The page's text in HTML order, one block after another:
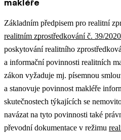
Základním předpisem pro realitní
realitním zprostředkování č. 39/
poskytování realitního
a informační povinnosti realitních
zákon vyžaduje mj. písemnou
a stanovuje povinnost makléře
skutečnostech týkajících se
navázat na tyto povinnosti také
převodní dokumentace v režimu